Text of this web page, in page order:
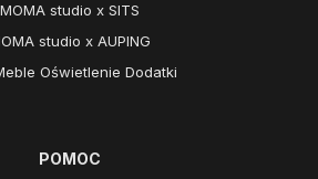
MOMA studio x SITS
studio x AUPING
Oświetlenie Dodatki
POMOC